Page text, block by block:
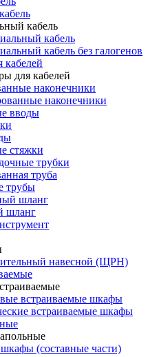
кабель
кабель
кабель без галогенов
кабелей
для кабелей
наконечники
наконечники
вводы
стяжки
трубки
труба
трубы
шланг
шланг
навесной (ЩРН)
встраиваемые шкафы
встраиваемые шкафы
(составные части)